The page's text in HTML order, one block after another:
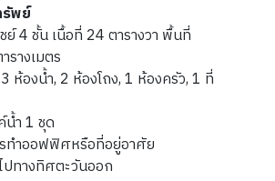
รัพย์
4 ชั้น เนื้อที่ 24 ตารางวา พื้นที่
รางเมตร
ห้องน้ำ, 2 ห้องโถง, 1 ห้องครัว, 1 ที่
ำ 1 ชุด
ทำออฟฟิศหรือที่อยู่อาศัย
ทางทิศตะวันออก